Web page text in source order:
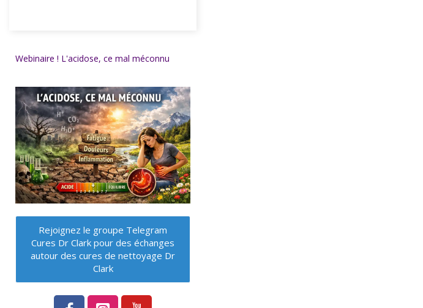
Webinaire ! L'acidose, ce mal méconnu
Rejoignez le groupe Telegram
Cures Dr Clark pour des échanges
autour des cures de nettoyage Dr
Clark